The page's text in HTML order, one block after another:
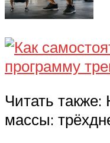
Читать
массы: